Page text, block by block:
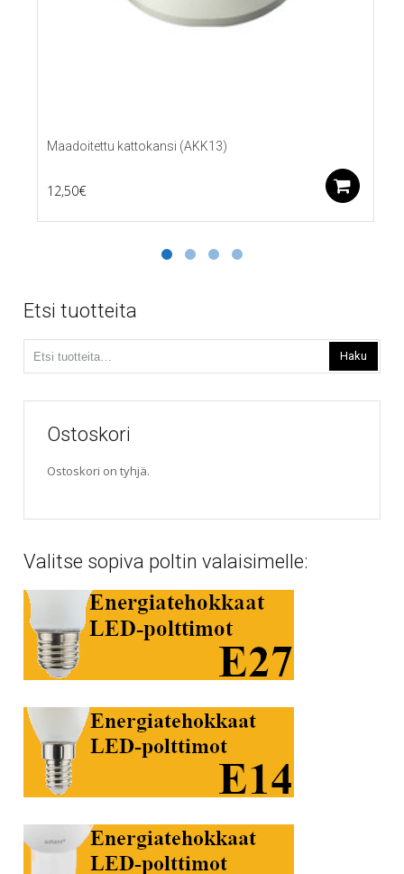
Maadoitettu kattokansi (AKK13)
12,50€
Etsi tuotteita
Haku
Ostoskori
Ostoskori on tyhjä.
Valitse sopiva poltin valaisimelle: